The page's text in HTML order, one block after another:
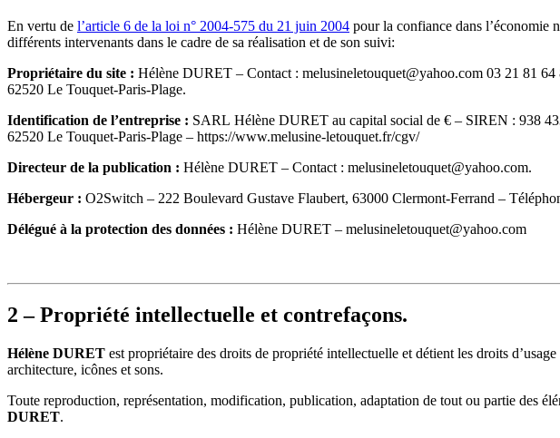
En vertu de l’article 6 de la loi n° 2004-575 du 21 juin 2004 pour la confiance dans l’économie
différents intervenants dans le cadre de sa réalisation et de son suivi:
Propriétaire du site : Hélène DURET – Contact : melusineletouquet@yahoo.com 03 21 81 64
62520 Le Touquet-Paris-Plage.
Identification de l’entreprise : SARL Hélène DURET au capital social de € – SIREN : 938
62520 Le Touquet-Paris-Plage – https://www.melusine-letouquet.fr/cgv/
Directeur de la publication : Hélène DURET – Contact : melusineletouquet@yahoo.com.
Hébergeur : O2Switch – 222 Boulevard Gustave Flaubert, 63000 Clermont-Ferrand –
Délégué à la protection des données : Hélène DURET – melusineletouquet@yahoo.com
2 – Propriété intellectuelle et contrefaçons.
Hélène DURET est propriétaire des droits de propriété intellectuelle et détient les droits
architecture, icônes et sons.
Toute reproduction, représentation, modification, publication, adaptation de tout ou partie des
DURET.